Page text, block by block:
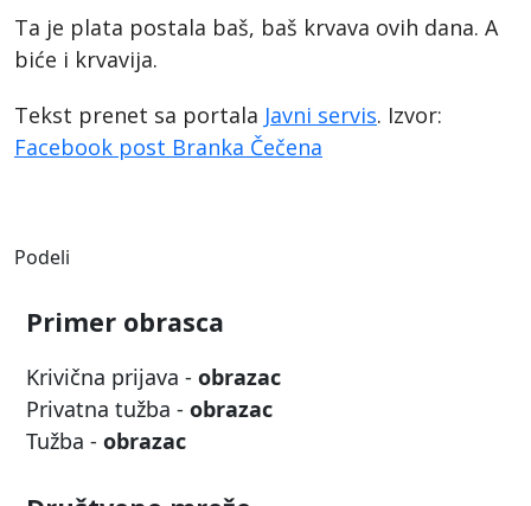
Ta je plata postala baš, baš krvava ovih dana. A
biće i krvavija.
Tekst prenet sa portala Javni servis. Izvor:
Facebook post Branka Čečena
Podeli
Primer obrasca
Krivična prijava - obrazac
Privatna tužba - obrazac
Tužba - obrazac